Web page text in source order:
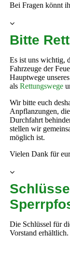
Bei Fragen könnt
Bitte
Es ist uns wichtig,
Fahrzeuge der
Hauptwege
als Rettungswege
Wir bitte euch
Anpflanzungen,
Durchfahrt
stellen wir
möglich ist.
Vielen Dank für
Die Schlüssel für
Vorstand erhältlich.